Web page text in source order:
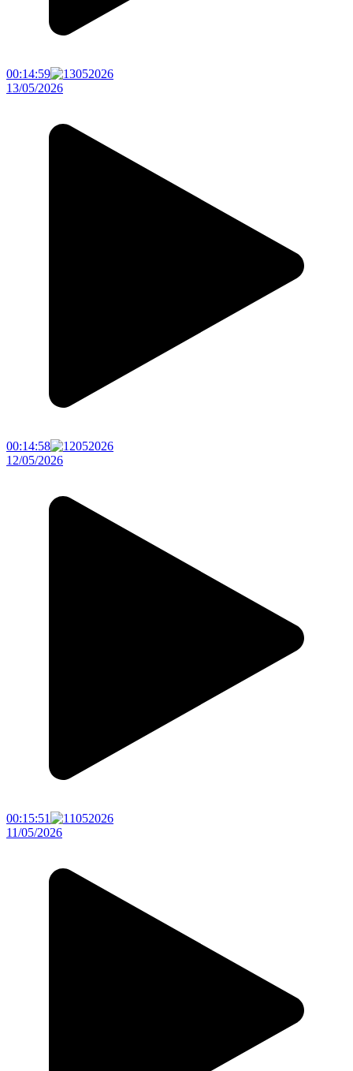
00:14:59
13/05/2026
00:14:58
12/05/2026
00:15:51
11/05/2026